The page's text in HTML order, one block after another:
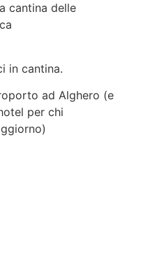
cantina delle
in cantina.
ad Alghero (e
per chi